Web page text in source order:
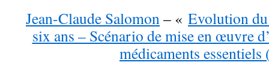
Jean-Claude Salomon– « Evolution
six ans – Scénario de mise en œuvre
médicaments